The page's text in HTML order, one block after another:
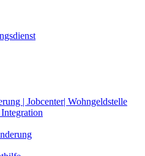
| Jobcenter| Wohngeldstelle